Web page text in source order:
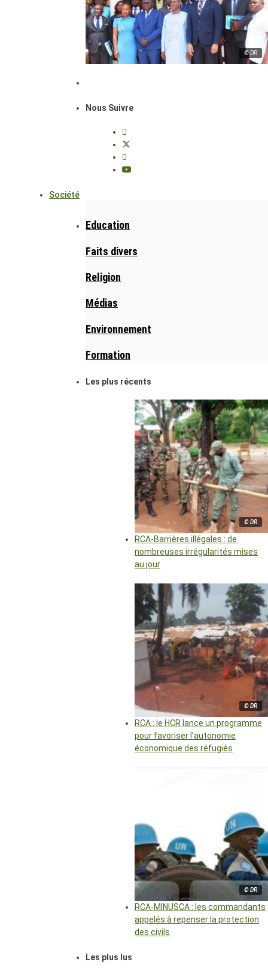
© DR
Nous Suivre
Société
Education
Faits divers
Religion
Médias
Environnement
Formation
Les plus récents
© DR
RCA-Barrières illégales : de
nombreuses irrégularités mises
au jour
© DR
RCA : le HCR lance un programme
pour favoriser l’autonomie
économique des réfugiés
© DR
RCA-MINUSCA : les commandants
appelés à repenser la protection
des civils
Les plus lus